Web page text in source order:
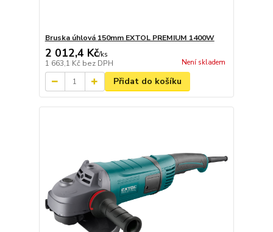
Bruska úhlová 150mm EXTOL PREMIUM 1400W
2 012,4 Kč/ks
1 663,1 Kč bez DPH Není skladem
Přidat do košíku